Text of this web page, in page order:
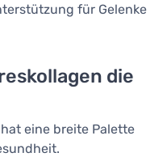
für Gelenke
die
hat eine breite Palette